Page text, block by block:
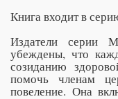
Книга входит в
Издатели серии
убеждены, что
созиданию
помочь членам
повеление. Она